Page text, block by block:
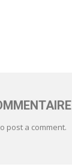
post a comment.